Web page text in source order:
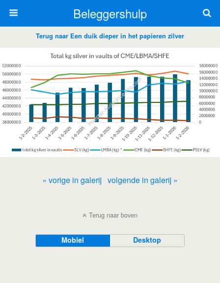
Beleggershulp
Terug naar Een duik dieper in het papieren zilver
« vorige in galerij volgende in galerij »
Terug naar boven
Mobiel Desktop